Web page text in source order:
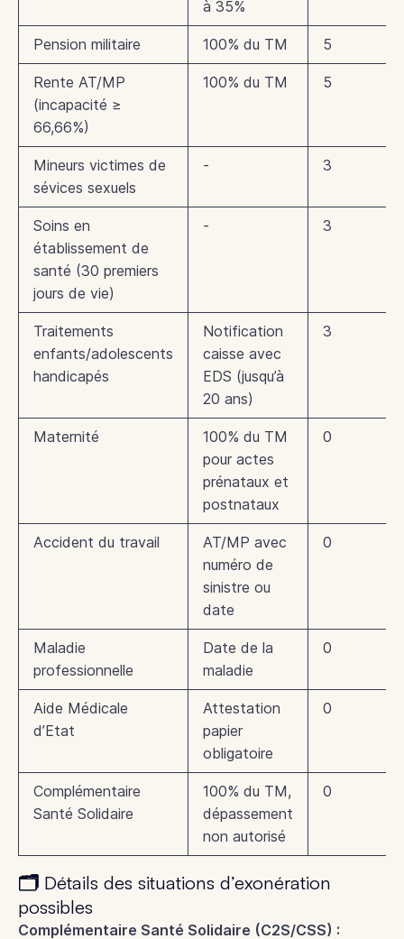
à 35%
Pension militaire 100% du TM 5
Rente AT/MP
(incapacité ≥
66,66%)
100% du TM 5
Mineurs victimes de
sévices sexuels
- 3
Soins en
établissement de
santé (30 premiers
jours de vie)
- 3
Traitements
enfants/adolescents
handicapés
Notification
caisse avec
EDS (jusqu’à
20 ans)
3
Maternité
100% du TM
pour actes
prénataux et
postnataux
0
Accident du travail
AT/MP avec
numéro de
sinistre ou
date
0
Maladie
professionnelle
Date de la
maladie
0
Aide Médicale
d’Etat
Attestation
papier
obligatoire
0
Complémentaire
Santé Solidaire
100% du TM,
dépassement
non autorisé
0
🗂️ Détails des situations d’exonération
possibles
Complémentaire Santé Solidaire (C2S/CSS) :